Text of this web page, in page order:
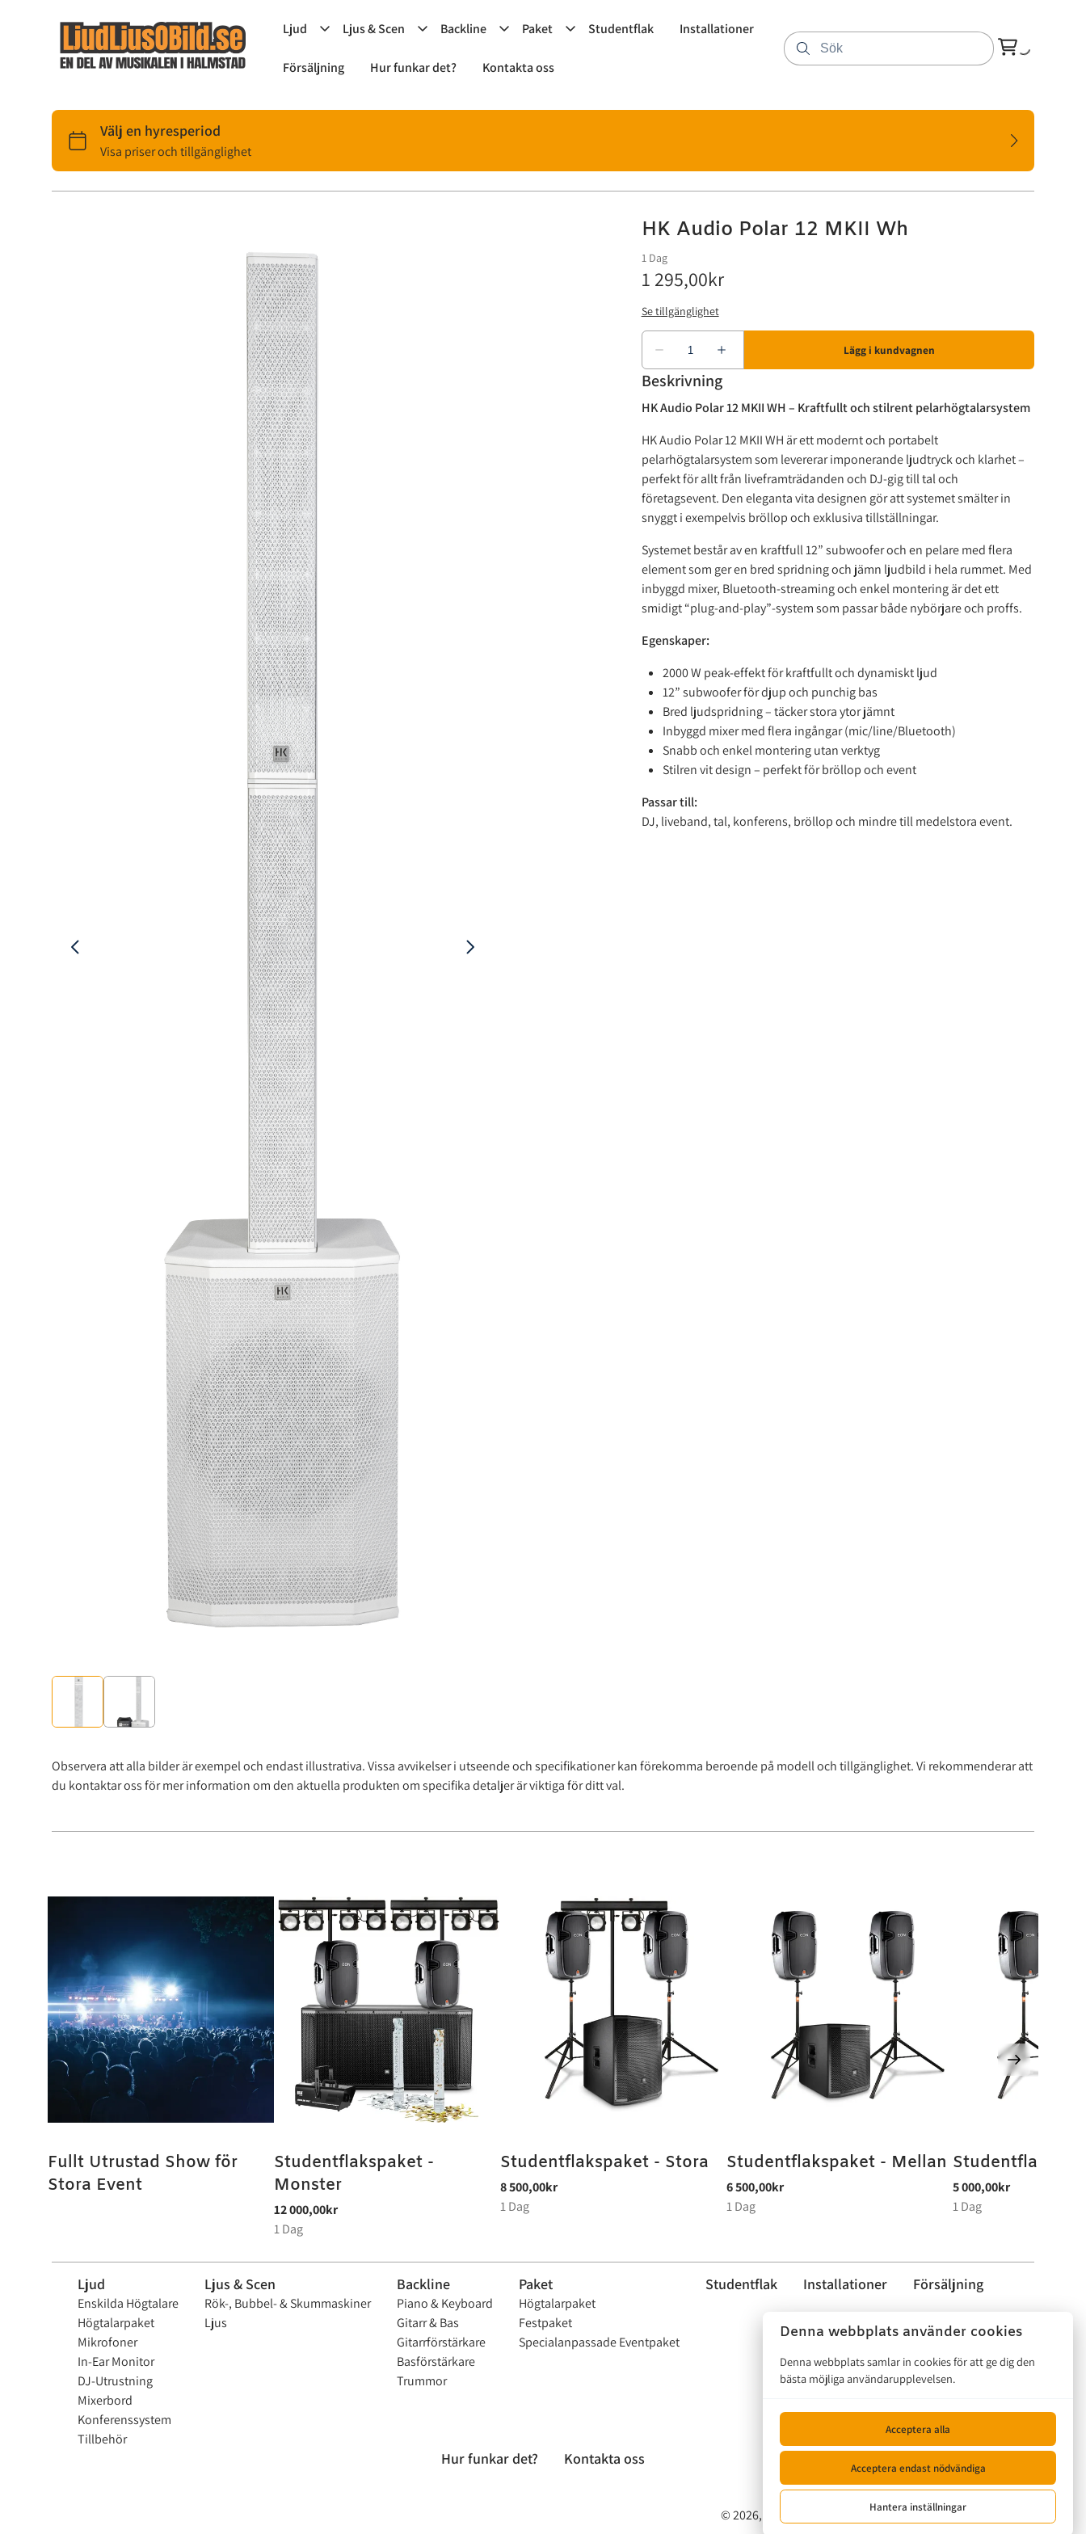
Ljud Ljus & Scen Backline Paket Studentflak Installationer
Försäljning Hur funkar det? Kontakta oss
HK Audio Polar 12 MKII Wh
Beskrivning
HK Audio Polar 12 MKII WH – Kraftfullt och stilrent pelarhögtalarsystem
HK Audio Polar 12 MKII WH är ett modernt och portabelt
pelarhögtalarsystem som levererar imponerande ljudtryck och klarhet –
perfekt för allt från liveframträdanden och DJ-gig till tal och
företagsevent. Den eleganta vita designen gör att systemet smälter in
snyggt i exempelvis bröllop och exklusiva tillställningar.
Systemet består av en kraftfull 12” subwoofer och en pelare med flera
element som ger en bred spridning och jämn ljudbild i hela rummet. Med
inbyggd mixer, Bluetooth-streaming och enkel montering är det ett
smidigt “plug-and-play”-system som passar både nybörjare och proffs.
Egenskaper:
2000 W peak-effekt för kraftfullt och dynamiskt ljud
12” subwoofer för djup och punchig bas
Bred ljudspridning – täcker stora ytor jämnt
Inbyggd mixer med flera ingångar (mic/line/Bluetooth)
Snabb och enkel montering utan verktyg
Stilren vit design – perfekt för bröllop och event
Passar till:
DJ, liveband, tal, konferens, bröllop och mindre till medelstora event.
Observera att alla bilder är exempel och endast illustrativa. Vissa avvikelser i utseende och specifikationer kan förekomma beroende på modell och tillgänglighet. Vi rekommenderar att
du kontaktar oss för mer information om den aktuella produkten om specifika detaljer är viktiga för ditt val.
Fullt Utrustad Show för
Stora Event
Studentflakspaket -
Monster
Studentflakspaket - Stora Studentflakspaket - Mellan
Ljud
Enskilda Högtalare
Högtalarpaket
Mikrofoner
In-Ear Monitor
DJ-Utrustning
Mixerbord
Konferenssystem
Tillbehör
Ljus & Scen
Rök-, Bubbel- & Skummaskiner
Ljus
Backline
Piano & Keyboard
Gitarr & Bas
Gitarrförstärkare
Basförstärkare
Trummor
Paket
Högtalarpaket
Festpaket
Specialanpassade Eventpaket
Studentflak Installationer Försäljning
Hur funkar det? Kontakta oss
© 2026, Musikalen | Privacy policy|Powered by Booqable
Denna webbplats använder cookies
Denna webbplats samlar in cookies för att ge dig den
bästa möjliga användarupplevelsen.
Acceptera alla
Acceptera endast nödvändiga
Hantera inställningar